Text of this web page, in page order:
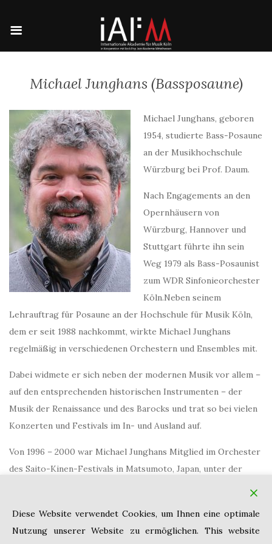
Michael Junghans (Bassposaune)
Michael Junghans, geboren
1954, studierte Bass-Posaune
an der Musikhochschule
Würzburg bei Prof. Daum.
Nach Engagements an den
Opernhäusern von
Würzburg, Hannover und
Stuttgart führte ihn sein
Weg 1979 als Bass-Posaunist
zum WDR Sinfonieorchester
Köln.Neben seinem
Lehrauftrag für Posaune an der Hochschule für Musik Köln,
dem er seit 1988 nachkommt, wirkte Michael Junghans
regelmäßig in verschiedenen Orchestern und Ensembles mit.
Dabei widmete er sich neben der modernen Musik vor allem –
auf den entsprechenden historischen Instrumenten – der
Musik der Renaissance und des Barocks und trat so bei vielen
Konzerten und Festivals im In- und Ausland auf.
Von 1996 – 2000 war Michael Junghans Mitglied im Orchester
des Saito-Kinen-Festivals in Matsumoto, Japan, unter der
2006 – 2008 war er Solist und Juror beim Jeju International
Wind Ensemble Festival + Brass Competition, Korea
Diese Website verwendet Cookies, um Ihnen eine optimale
Nutzung unserer Website zu ermöglichen. This website